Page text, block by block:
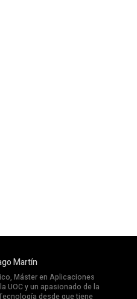
Martín
Máster en Aplicaciones
UOC y un apasionado de la
desde que tiene